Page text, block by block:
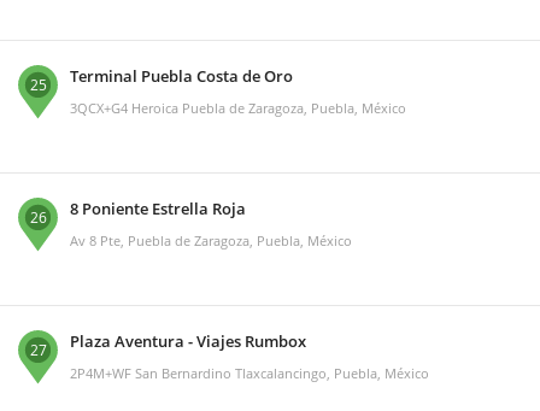
25 Terminal Puebla Costa de Oro
3QCX+G4 Heroica Puebla de Zaragoza, Puebla, México
26 8 Poniente Estrella Roja
Av 8 Pte, Puebla de Zaragoza, Puebla, México
27 Plaza Aventura - Viajes Rumbox
2P4M+WF San Bernardino Tlaxcalancingo, Puebla, México